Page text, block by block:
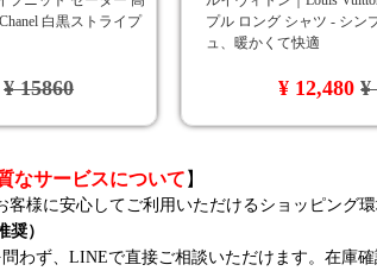
白黒ストライプ
¥ 15860
プル ロング シャツ - シン
ュ、暖かくて快適
¥ 12,480¥
なサービスについて 】
客様に安心してご利用いただけるショッピング環
）
わず、LINEで直接ご相談いただけます。在庫